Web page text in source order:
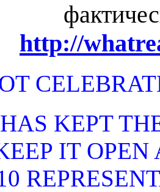
http://
KEPT
IT OPEN